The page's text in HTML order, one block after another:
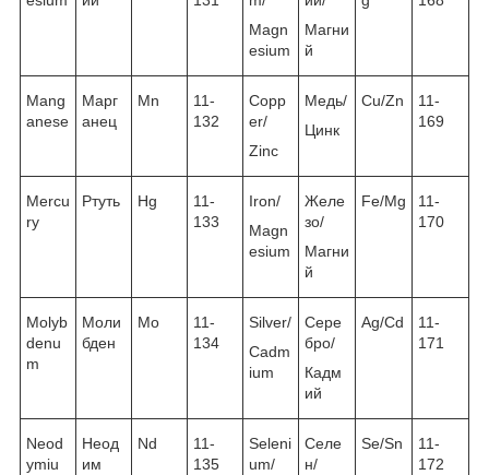
Magn
esium
Магни
й
Mang
anese
Марг
анец
Mn
11-
132
Copp
er/
Zinc
Медь/
Цинк
Cu/Zn
11-
169
Mercu
ry
Ртуть Hg
11-
133
Iron/
Magn
esium
Желе
зо/
Магни
й
Fe/Mg
11-
170
Molyb
denu
m
Моли
бден
Mo
11-
134
Silver/
Cadm
ium
Сере
бро/
Кадм
ий
Ag/Cd
11-
171
Neod
ymiu
Неод
им
Nd
11-
135
Seleni
um/
Селе
н/
Se/Sn
11-
172